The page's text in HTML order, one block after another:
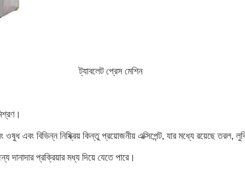
ট্যাবলেট প্রেস মেশিন
এবং বিভিন্ন নিষ্ক্রিয় কিন্তু প্রয়োজনীয় এক্সিপেন্ট, যার মধ্যে রয়েছে তরল,
প্রক্রিয়ার মধ্য দিয়ে যেতে পারে।